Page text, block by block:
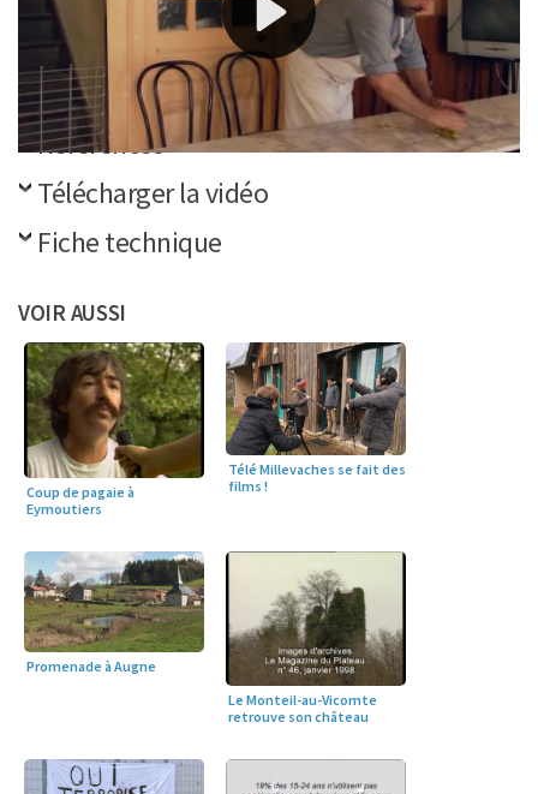
leur coin du plateau.
Références
Télécharger la vidéo
Fiche technique
VOIR AUSSI
Coup de pagaie à
Eymoutiers
Télé Millevaches se fait des
films !
Promenade à Augne
Le Monteil-au-Vicomte
retrouve son château